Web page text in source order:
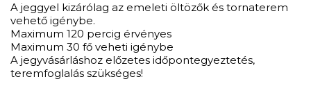
A jeggyel kizárólag az emeleti öltözők és tornaterem
vehető igénybe.
Maximum 120 percig érvényes
Maximum 30 fő veheti igénybe
A jegyvásárláshoz előzetes időpontegyeztetés,
teremfoglalás szükséges!